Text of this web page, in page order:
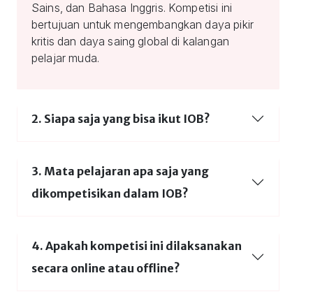
Sains, dan Bahasa Inggris. Kompetisi ini
bertujuan untuk mengembangkan daya pikir
kritis dan daya saing global di kalangan
pelajar muda.
2. Siapa saja yang bisa ikut IOB?
3. Mata pelajaran apa saja yang
dikompetisikan dalam IOB?
4. Apakah kompetisi ini dilaksanakan
secara online atau offline?